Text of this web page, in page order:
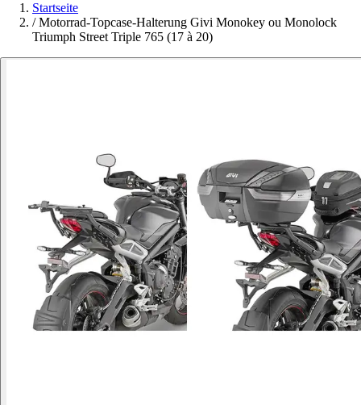
Startseite
/ Motorrad-Topcase-Halterung Givi Monokey ou Monolock
Triumph Street Triple 765 (17 à 20)